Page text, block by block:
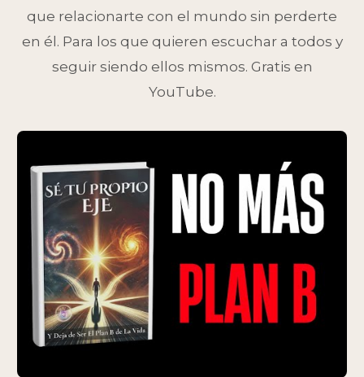
que relacionarte con el mundo sin perderte
en él. Para los que quieren escuchar a todos y
seguir siendo ellos mismos. Gratis en
YouTube.